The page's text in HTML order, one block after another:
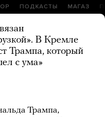
ПОДКАСТЫ МАГАЗ
В Кремле
Трампа, который
с ума»
Трампа,